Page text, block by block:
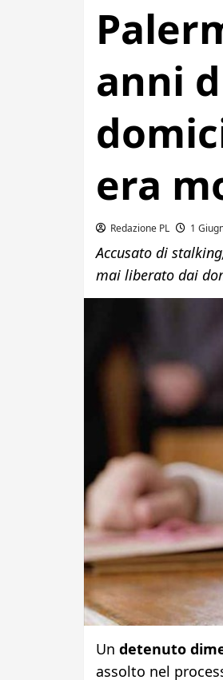
anni
era
Redazione PL 1
Accusato di
mai liberato dai
Un detenuto
assolto nel